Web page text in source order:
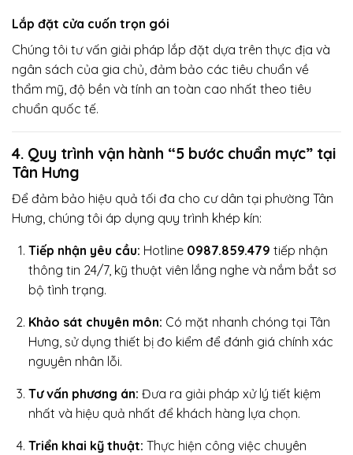
Lắp đặt cửa cuốn trọn gói
Chúng tôi tư vấn giải pháp lắp đặt dựa trên thực địa và
ngân sách của gia chủ, đảm bảo các tiêu chuẩn về
thẩm mỹ, độ bền và tính an toàn cao nhất theo tiêu
chuẩn quốc tế.
4. Quy trình vận hành “5 bước chuẩn mực” tại
Tân Hưng
Để đảm bảo hiệu quả tối đa cho cư dân tại phường Tân
Hưng, chúng tôi áp dụng quy trình khép kín:
Tiếp nhận yêu cầu: Hotline 0987.859.479 tiếp nhận
thông tin 24/7, kỹ thuật viên lắng nghe và nắm bắt sơ
bộ tình trạng.
Khảo sát chuyên môn: Có mặt nhanh chóng tại Tân
Hưng, sử dụng thiết bị đo kiểm để đánh giá chính xác
nguyên nhân lỗi.
Tư vấn phương án: Đưa ra giải pháp xử lý tiết kiệm
nhất và hiệu quả nhất để khách hàng lựa chọn.
Triển khai kỹ thuật: Thực hiện công việc chuyên